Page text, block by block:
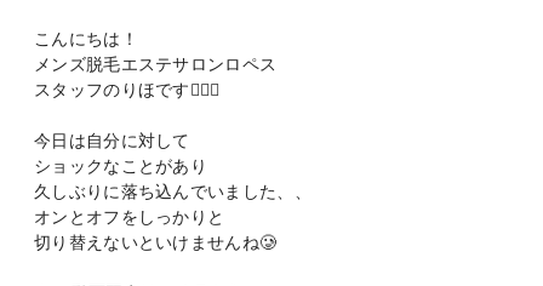
こんにちは！
メンズ脱毛エステサロンロペス
スタッフのりほです👩🏻‍⚕️
今日は自分に対して
ショックなことがあり
久しぶりに落ち込んでいました、、
オンとオフをしっかりと
切り替えないといけませんね🥲